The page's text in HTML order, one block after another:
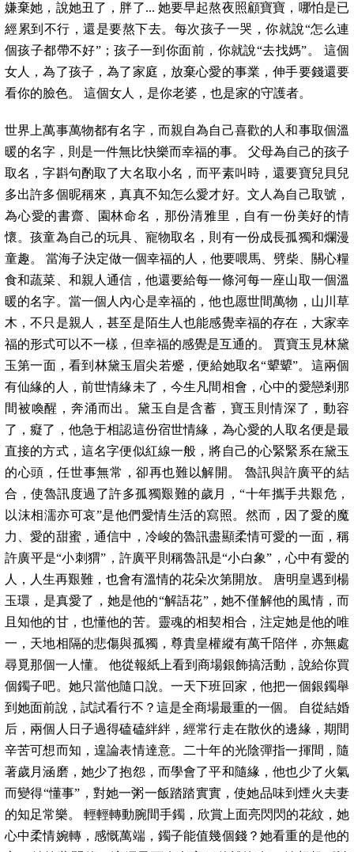
嫌棄她，說她丑了，胖了... 她要早起熬夜照顧寶寶，哪怕是已
經累到不行，還是要熬下去。每次孩子一哭，你就說“怎么連
個孩子都帶不好”；孩子一到你面前，你就說“去找媽”。 這個
女人，為了孩子，為了家庭，放棄心愛的事業，伸手要錢還要
看你的臉色。 這個女人，是你老婆，也是家的守護者。
世界上萬事萬物都有名字，而親自為自己喜歡的人和事取個溫
暖的名字，則是一件無比快樂而幸福的事。 父母為自己的孩子
取名，字斟句酌取了大名取小名，而平素叫時，還要寶兒貝兒
多出許多個昵稱來，真真不知怎么愛才好。文人為自己取號，
為心愛的書齋、園林命名，那份清雅里，自有一份美好的情
懷。孩童為自己的玩具、寵物取名，則有一份成長孤獨和爛漫
童趣。 當海子決定做一個幸福的人，他要喂馬、劈柴、關心糧
食和蔬菜、和親人通信，他還要給每一條河每一座山取一個溫
暖的名字。當一個人內心是幸福的，他也愿世間萬物，山川草
木，不只是親人，甚至是陌生人也能感覺幸福的存在，大家幸
福的形式可以不一樣，但幸福的感覺是互通的。 賈寶玉見林黛
玉第一面，看到林黛玉眉尖若蹙，便給她取名“顰顰”。這兩個
有仙緣的人，前世情緣未了，今生凡間相會，心中的愛戀剎那
間被喚醒，奔涌而出。黛玉自是含蓄，寶玉則情深了，動容
了，癡了，他急于相認這份宿世情緣，為心愛的人取名便是最
直接的方式，這名字便似紅線一般，將自己的心緊緊系在黛玉
的心頭，任世事無常，卻再也難以解開。 魯訊與許廣平的結
合，使魯訊度過了許多孤獨艱難的歲月，“十年攜手共艱危，
以沫相濡亦可哀”是他們愛情生活的寫照。然而，因了愛的魔
力、愛的甜蜜，通信中，冷峻的魯訊盡顯柔情可愛的一面，稱
許廣平是“小刺猬”，許廣平則稱魯訊是“小白象”，心中有愛的
人，人生再艱難，也會有溫情的花朵次第開放。 唐明皇遇到楊
玉環，是真愛了，她是他的“解語花”，她不僅解他的風情，而
且知他的甘，也懂他的苦。靈魂的相契相合，注定她是他的唯
一，天地相隔的悲傷與孤獨，尊貴皇權縱有萬千陪伴，亦無處
尋覓那個一人懂。 他從報紙上看到商場銀飾搞活動，說給你買
個鐲子吧。她只當他隨口說。一天下班回家，他把一個銀鐲舉
到她面前說，試試看行不？這是全商場最重的一個。 自從結婚
后，兩個人日子過得磕磕絆絆，經常行走在散伙的邊緣，期間
辛苦可想而知，遑論表情達意。二十年的光陰彈指一揮間，隨
著歲月涵磨，她少了抱怨，而學會了平和隨緣，他也少了火氣
而變得“懂事”，對她一粥一飯踏踏實實，使她品味到煙火夫妻
的知足常樂。 輕輕轉動腕間手鐲，欣賞上面亮閃閃的花紋，她
心中柔情婉轉，感慨萬端，鐲子能值幾個錢？她看重的是他的